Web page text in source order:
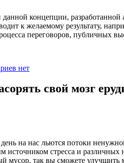
концепции,
к желаемому результату,
переговоров, публичных
нет
свой мозг
на нас льются потоки
стресса и
так вы сможете улучшить